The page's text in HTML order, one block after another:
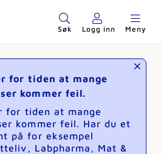
Søk Logg inn Meny
for tiden at mange
kommer feil.
for tiden at mange
kommer feil. Har du et
på for eksempel
Labpharma, Mat &